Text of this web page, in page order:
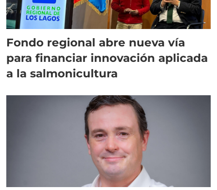
Fondo regional abre nueva vía
para financiar innovación aplicada
a la salmonicultura